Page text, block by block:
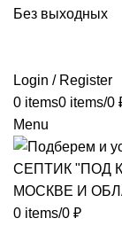
Без выходных
Login / Register
0 items0 items/0
Menu
0 items/0 ₽